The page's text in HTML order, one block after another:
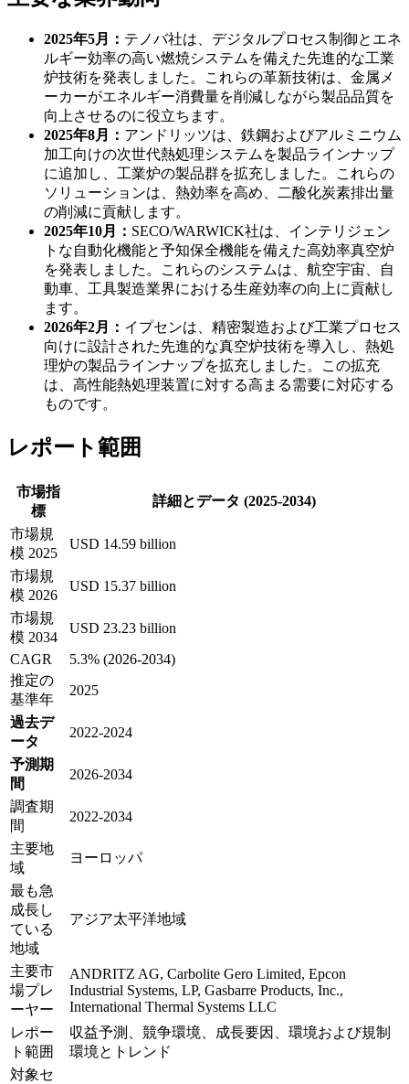
2025年5月： テノバ社は、デジタルプロセス制御とエネ
ルギー効率の高い燃焼システムを備えた先進的な工業
炉技術を発表しました。これらの革新技術は、金属メ
ーカーがエネルギー消費量を削減しながら製品品質を
向上させるのに役立ちます。
2025年8月： アンドリッツは、鉄鋼およびアルミニウム
加工向けの次世代熱処理システムを製品ラインナップ
に追加し、工業炉の製品群を拡充しました。これらの
ソリューションは、熱効率を高め、二酸化炭素排出量
の削減に貢献します。
2025年10月： SECO/WARWICK社は、インテリジェン
トな自動化機能と予知保全機能を備えた高効率真空炉
を発表しました。これらのシステムは、航空宇宙、自
動車、工具製造業界における生産効率の向上に貢献し
ます。
2026年2月： イプセンは、精密製造および工業プロセス
向けに設計された先進的な真空炉技術を導入し、熱処
理炉の製品ラインナップを拡充しました。この拡充
は、高性能熱処理装置に対する高まる需要に対応する
ものです。
レポート範囲
市場指
標
詳細とデータ (2025-2034)
市場規
模 2025
USD 14.59 billion
市場規
模 2026
USD 15.37 billion
市場規
模 2034
USD 23.23 billion
CAGR
5.3% (2026-2034)
推定の
基準年
2025
過去デ
ータ
2022-2024
予測期
間
2026-2034
調査期
間
2022-2034
主要地
域
ヨーロッパ
最も急
成長し
ている
地域
アジア太平洋地域
主要市
場プレ
ーヤー
ANDRITZ AG, Carbolite Gero Limited, Epcon
Industrial Systems, LP, Gasbarre Products, Inc.,
International Thermal Systems LLC
レポー
ト範囲
収益予測、競争環境、成長要因、環境および規制
環境とトレンド
対象セ